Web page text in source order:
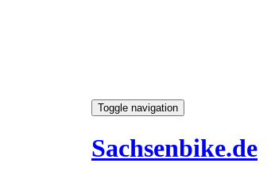
Toggle navigation
Sachsenbike.de